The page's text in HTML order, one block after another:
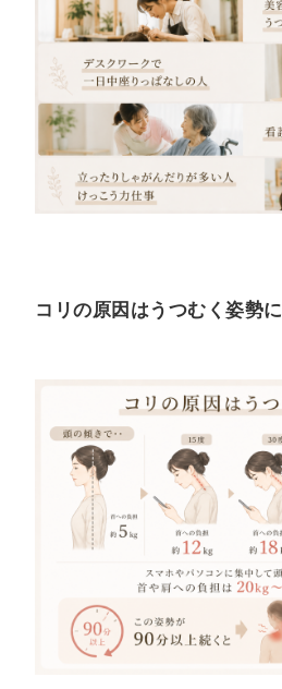
コリの原因はうつむく姿勢に